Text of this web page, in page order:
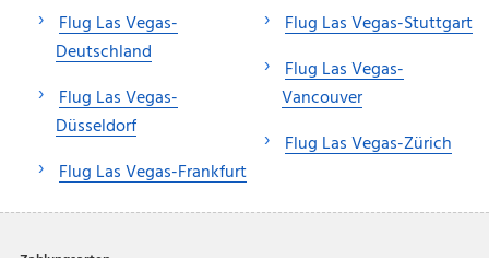
Flug Las Vegas-
Deutschland
Flug Las Vegas-
Düsseldorf
Flug Las Vegas-Frankfurt
Flug Las Vegas-Stuttgart
Flug Las Vegas-
Vancouver
Flug Las Vegas-Zürich